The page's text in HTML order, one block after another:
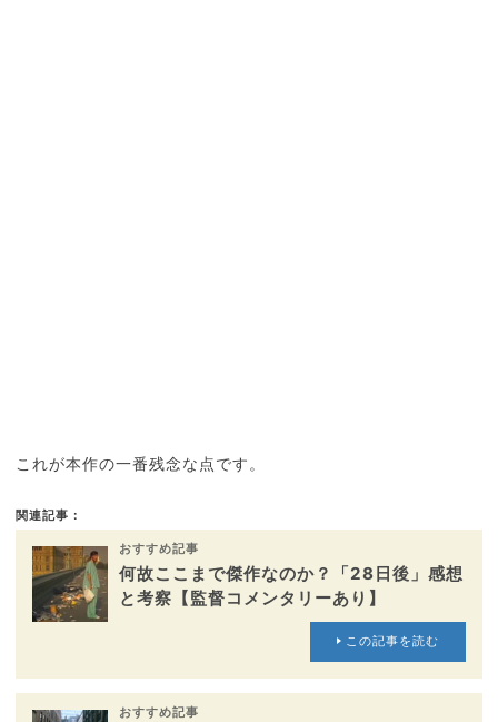
これが本作の一番残念な点です。
関連記事：
おすすめ記事
何故ここまで傑作なのか？「28日後」感想
と考察【監督コメンタリーあり】
この記事を読む
おすすめ記事